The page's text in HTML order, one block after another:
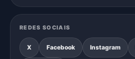
REDES SOCIAIS
X Facebook Instagram